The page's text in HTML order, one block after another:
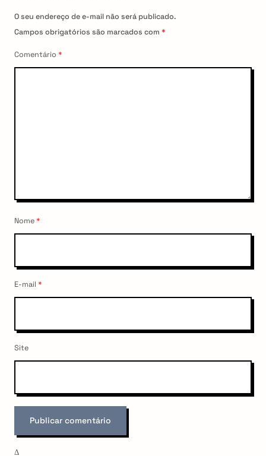
O seu endereço de e-mail não será publicado.
Campos obrigatórios são marcados com *
Comentário *
Nome*
E-mail *
Site
Δ